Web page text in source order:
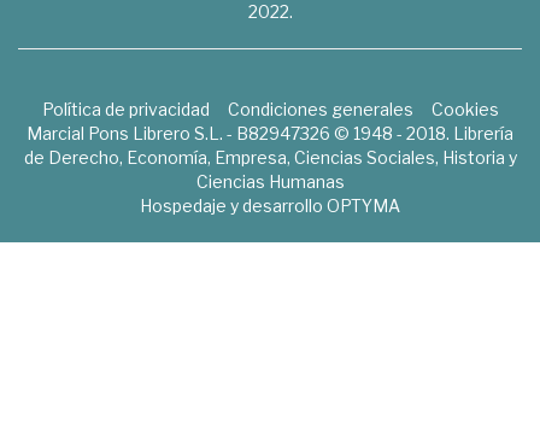
2022.
Política de privacidad Condiciones generales
Cookies
Marcial Pons Librero S.L. - B82947326 © 1948 - 2018. Librería
de Derecho, Economía, Empresa, Ciencias Sociales, Historia y
Ciencias Humanas
Hospedaje y desarrollo OPTYMA